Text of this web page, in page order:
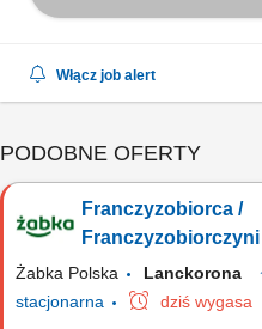
Włącz job alert
PODOBNE OFERTY
Franczyzobiorca /
Franczyzobiorczyni
Żabka Polska Lanckorona
stacjonarna
dziś wygasa